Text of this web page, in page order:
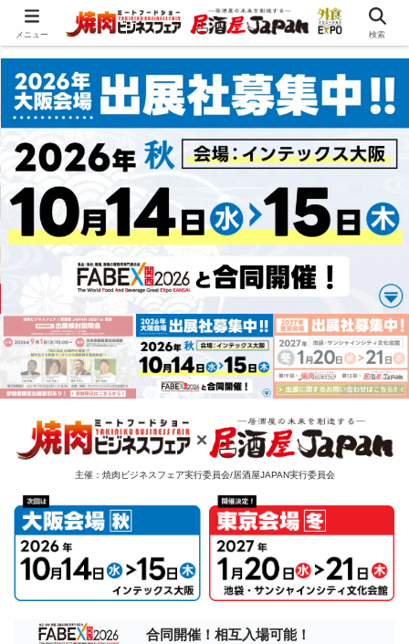
主催：焼肉ビジネスフェア実行委員会/居酒屋JAPAN実行委員会
合同開催！相互入場可能！
メニュー 検索